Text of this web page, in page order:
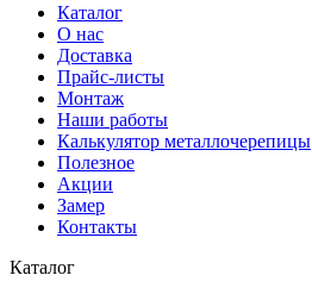
Каталог
О нас
Доставка
Прайс-листы
Монтаж
Наши работы
Калькулятор металлочерепицы
Полезное
Акции
Замер
Контакты
Каталог